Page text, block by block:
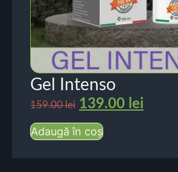
Gel Intenso
159.00lei 139.00 lei
Adaugă în coș